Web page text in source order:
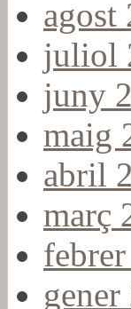
agost
juliol
juny
maig
abril
març